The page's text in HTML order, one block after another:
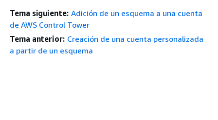
Tema siguiente: Adición de un esquema a una cuenta
de AWS Control Tower
Tema anterior: Creación de una cuenta personalizada
a partir de un esquema